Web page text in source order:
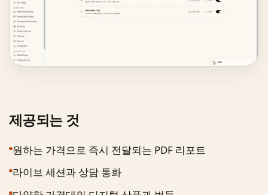
제공되는 것
원하는 가격으로 즉시 전달되는 PDF 리포트
라이브 세션과 상담 통화